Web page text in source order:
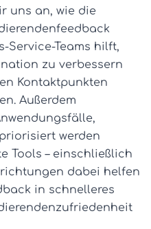
uns an, wie die
Service-Teams hilft,
zu verbessern
Kontaktpunkten
Außerdem
werden
Tools – einschließlich
dabei helfen
in schnelleres